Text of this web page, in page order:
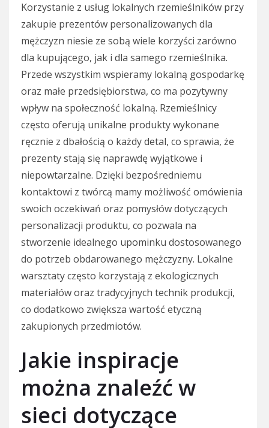
Korzystanie z usług lokalnych rzemieślników przy
zakupie prezentów personalizowanych dla
mężczyzn niesie ze sobą wiele korzyści zarówno
dla kupującego, jak i dla samego rzemieślnika.
Przede wszystkim wspieramy lokalną gospodarkę
oraz małe przedsiębiorstwa, co ma pozytywny
wpływ na społeczność lokalną. Rzemieślnicy
często oferują unikalne produkty wykonane
ręcznie z dbałością o każdy detal, co sprawia, że
prezenty stają się naprawdę wyjątkowe i
niepowtarzalne. Dzięki bezpośredniemu
kontaktowi z twórcą mamy możliwość omówienia
swoich oczekiwań oraz pomysłów dotyczących
personalizacji produktu, co pozwala na
stworzenie idealnego upominku dostosowanego
do potrzeb obdarowanego mężczyzny. Lokalne
warsztaty często korzystają z ekologicznych
materiałów oraz tradycyjnych technik produkcji,
co dodatkowo zwiększa wartość etyczną
zakupionych przedmiotów.
Jakie inspiracje
można znaleźć w
sieci dotyczące